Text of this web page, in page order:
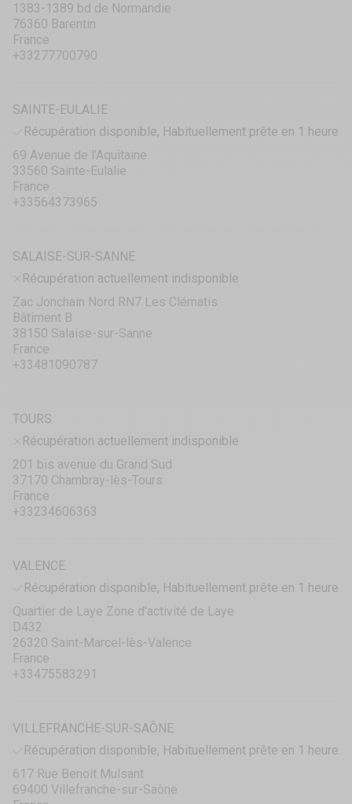
1383-1389 bd de Normandie
76360 Barentin
France
+33277700790
SAINTE-EULALIE
Récupération disponible, Habituellement prête en 1 heure
69 Avenue de l’Aquitaine
33560 Sainte-Eulalie
France
+33564373965
SALAISE-SUR-SANNE
Récupération actuellement indisponible
Zac Jonchain Nord RN7 Les Clématis
Bâtiment B
38150 Salaise-sur-Sanne
France
+33481090787
TOURS
Récupération actuellement indisponible
201 bis avenue du Grand Sud
37170 Chambray-lès-Tours
France
+33234606363
VALENCE
Récupération disponible, Habituellement prête en 1 heure
Quartier de Laye Zone d'activité de Laye
D432
26320 Saint-Marcel-lès-Valence
France
+33475583291
VILLEFRANCHE-SUR-SAÔNE
Récupération disponible, Habituellement prête en 1 heure
617 Rue Benoit Mulsant
69400 Villefranche-sur-Saône